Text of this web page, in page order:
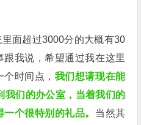
面超过3000分的大概有30
我说，希望通过我在这里
时间点， 我们想请现在能
我们的办公室，当着我们的
个很特别的礼品。 当然其